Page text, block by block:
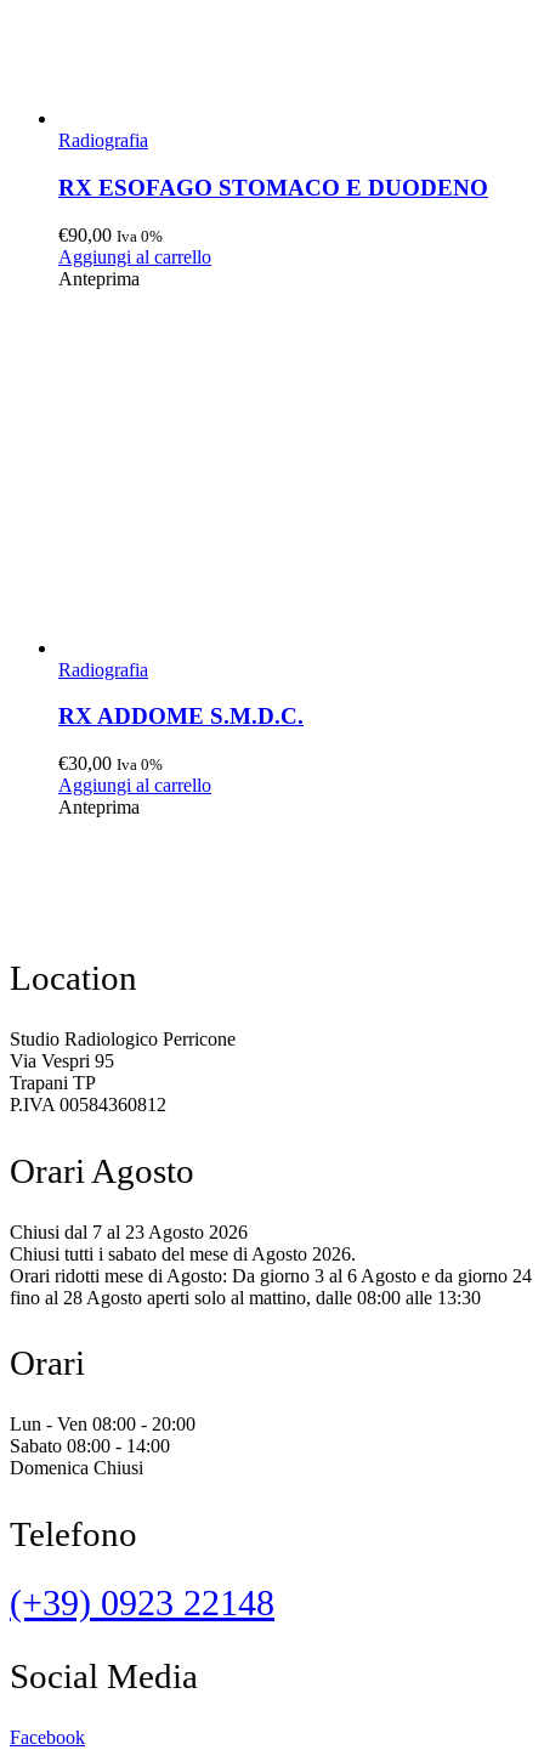
Radiografia
RX ESOFAGO STOMACO E DUODENO
€90,00 Iva 0%
Aggiungi al carrello
Anteprima
Radiografia
RX ADDOME S.M.D.C.
€30,00 Iva 0%
Aggiungi al carrello
Anteprima
Location
Studio Radiologico Perricone
Via Vespri 95
Trapani TP
P.IVA 00584360812
Orari Agosto
Chiusi dal 7 al 23 Agosto 2026
Chiusi tutti i sabato del mese di Agosto 2026.
Orari ridotti mese di Agosto: Da giorno 3 al 6 Agosto e da giorno 24
fino al 28 Agosto aperti solo al mattino, dalle 08:00 alle 13:30
Orari
Lun - Ven 08:00 - 20:00
Sabato 08:00 - 14:00
Domenica Chiusi
Telefono
(+39) 0923 22148
Social Media
Facebook